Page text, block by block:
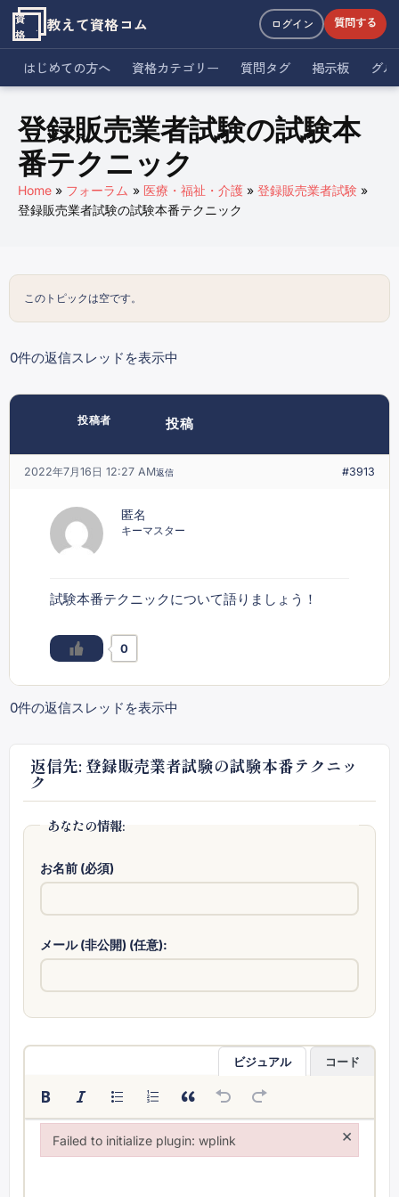
資
格
教えて資格コム ログイン 質問する
はじめての方へ 資格カテゴリー 質問タグ 掲示板 グ
登録販売業者試験の試験本
番テクニック
Home フォーラム 医療・福祉・介護
登録販売業者試験
登録販売業者試験の試験本番テクニック
このトピックは空です。
0件の返信スレッドを表示中
投稿者 投稿
2022年7月16日 12:27 AM #3913
返信
匿名
キーマスター
試験本番テクニックについて語りましょう！
0
0件の返信スレッドを表示中
返信先: 登録販売業者試験の試験本番テクニッ
ク
あなたの情報:
お名前 (必須)
メール (非公開) (任意):
ビジュアル コード
Failed to initialize plugin: wplink ×
Failed to initialize plugin: wplink